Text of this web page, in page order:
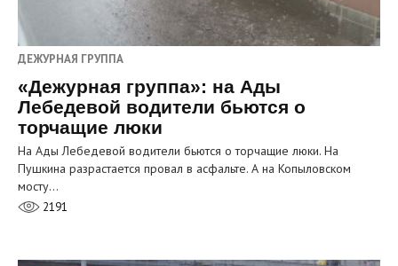
ДЕЖУРНАЯ ГРУППА
«Дежурная группа»: на Ады
Лебедевой водители бьются о
торчащие люки
На Ады Лебедевой водители бьются о торчащие люки. На
Пушкина разрастается провал в асфальте. А на Копыловском
мосту…
2191